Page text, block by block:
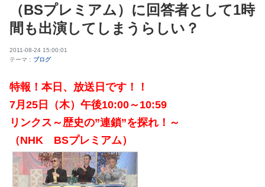
（BSプレミアム）に回答者として1時
間も出演してしまうらしい？
2011-08-24 15:00:01
テーマ： ブログ
特報！本日、放送日です！！
7月25日（木）午後10:00～10:59
リンクス～歴史の”連鎖”を探れ！～
（NHK BSプレミアム）